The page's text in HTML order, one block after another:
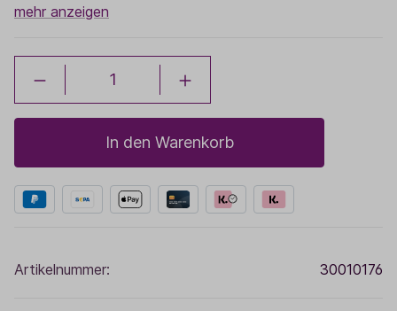
mehr anzeigen
In den Warenkorb
Artikelnummer: 30010176